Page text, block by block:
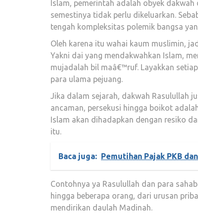
Islam, pemerintah adalah obyek
semestinya tidak perlu dikeluarkan.
tengah kompleksitas polemik bangsa
Oleh karena itu wahai kaum muslimin,
Yakni dai yang mendakwahkan Islam,
mujadalah bil maâ€™ruf. Layakkan
para ulama pejuang.
Jika dalam sejarah, dakwah Rasulullah
ancaman, persekusi hingga boikot
Islam akan dihadapkan dengan resiko
itu.
Baca juga: Pemutihan Pajak PKB
Contohnya ya Rasulullah dan para
hingga beberapa orang, dari urusan
mendirikan daulah Madinah.